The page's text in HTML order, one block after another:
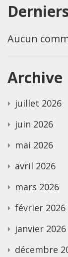
Aucun
Archive
juillet 2026
juin 2026
mai 2026
avril 2026
mars 2026
février 2026
janvier 2026
décembre